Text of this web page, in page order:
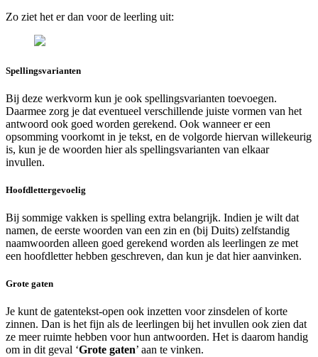
Zo ziet het er dan voor de leerling uit:
Spellingsvarianten
Bij deze werkvorm kun je ook spellingsvarianten toevoegen.
Daarmee zorg je dat eventueel verschillende juiste vormen van het
antwoord ook goed worden gerekend. Ook wanneer er een
opsomming voorkomt in je tekst, en de volgorde hiervan willekeurig
is, kun je de woorden hier als spellingsvarianten van elkaar
invullen.
Hoofdlettergevoelig
Bij sommige vakken is spelling extra belangrijk. Indien je wilt dat
namen, de eerste woorden van een zin en (bij Duits) zelfstandig
naamwoorden alleen goed gerekend worden als leerlingen ze met
een hoofdletter hebben geschreven, dan kun je dat hier aanvinken.
Grote gaten
Je kunt de gatentekst-open ook inzetten voor zinsdelen of korte
zinnen. Dan is het fijn als de leerlingen bij het invullen ook zien dat
ze meer ruimte hebben voor hun antwoorden. Het is daarom handig
om in dit geval ‘Grote gaten’ aan te vinken.